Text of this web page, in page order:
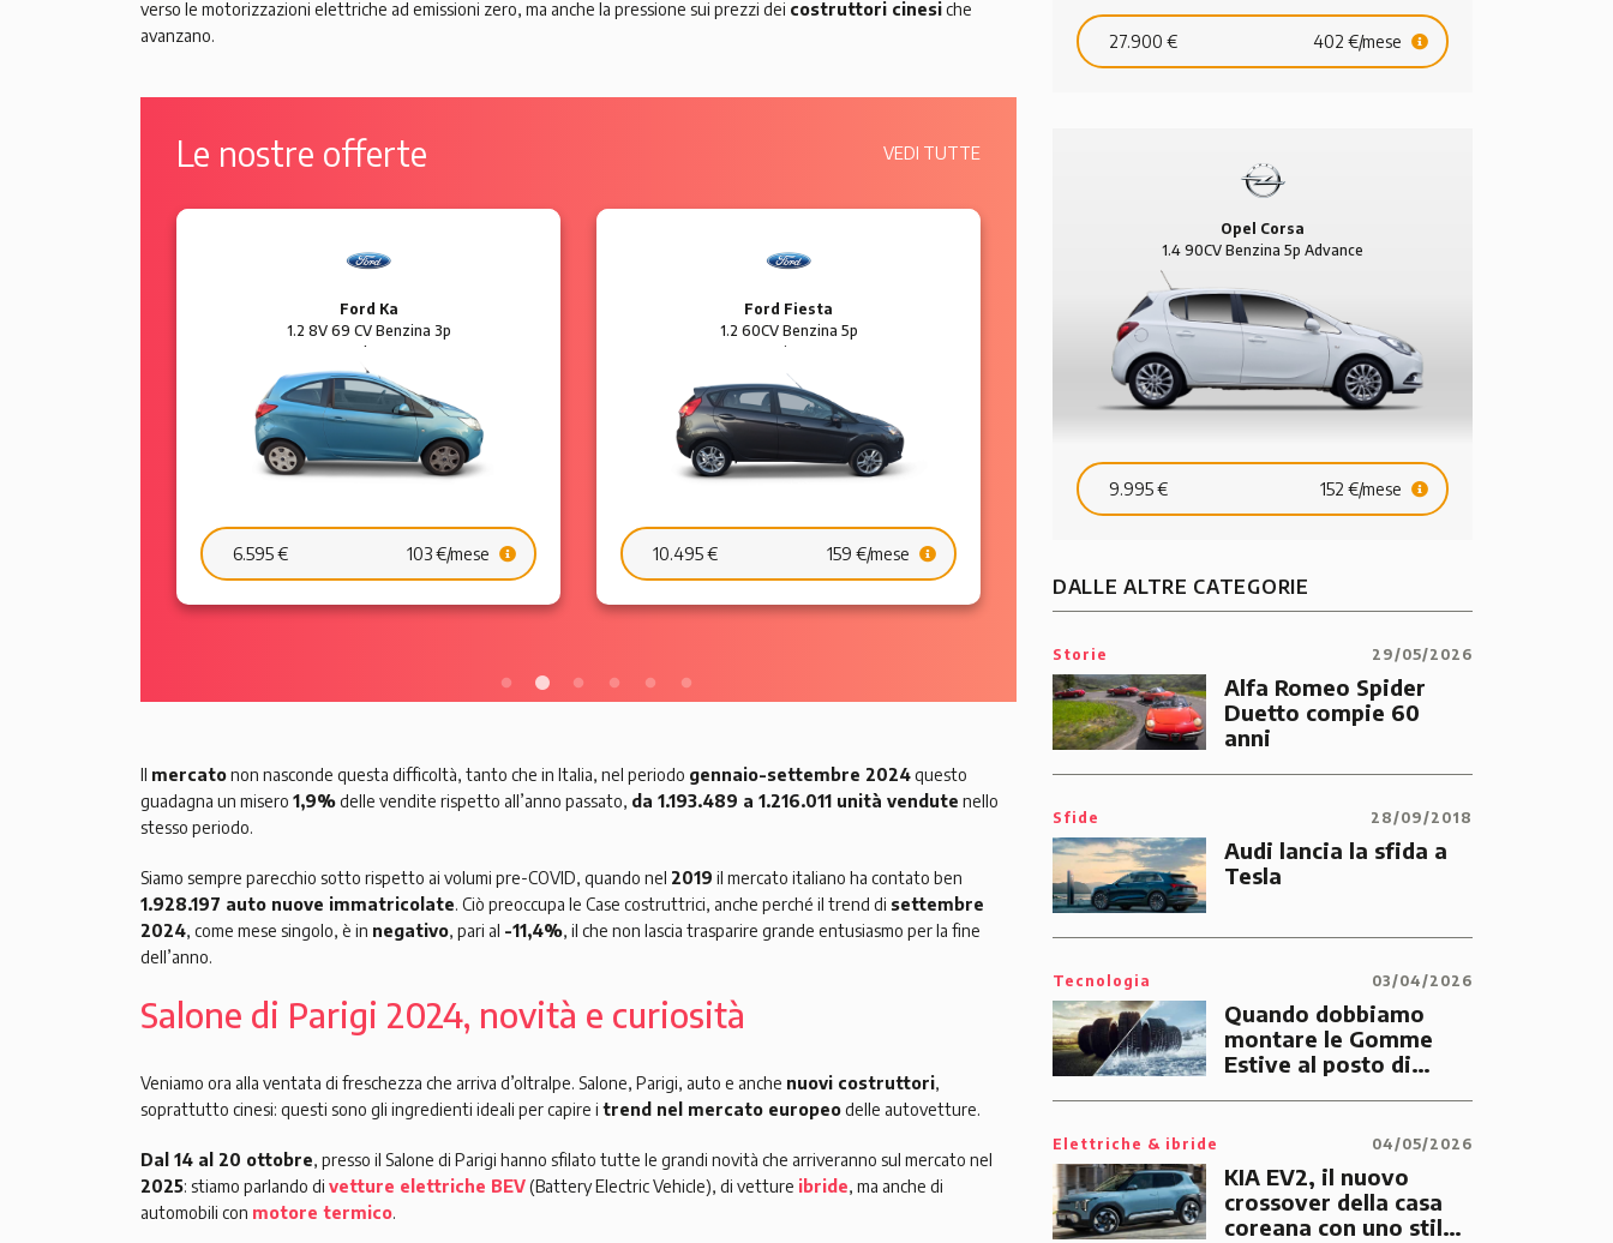
verso le motorizzazioni elettriche ad emissioni zero, ma anche la pressione sui prezzi dei costruttori cinesiche
avanzano.
Le nostre offerte VEDI TUTTE
BMW Serie 1
118d Diesel 5p Urban
11.895 € 181 €/mese
BMW Serie 4
420 d Diesel 2p Coupé
24.490 € 357 €/mese
Audi A7 SPB
3.0 TDI 272 CV Quattro S-
Tronic Diesel 5p S-line
Il mercatonon nasconde questa difficoltà, tanto che in Italia, nel periodo gennaio-settembre 2024questo
guadagna un misero 1,9%delle vendite rispetto all’anno passato, da 1.193.489 a 1.216.011 unità vendute nello
stesso periodo.
Siamo sempre parecchio sotto rispetto ai volumi pre-COVID, quando nel 2019 il mercato italiano ha contato ben
1.928.197 auto nuove immatricolate. Ciò preoccupa le Case costruttrici, anche perché il trend di settembre
2024, come mese singolo, è in negativo, pari al -11,4%, il che non lascia trasparire grande entusiasmo per la fine
dell’anno.
Salone di Parigi 2024, novità e curiosità
Veniamo ora alla ventata di freschezza che arriva d’oltralpe. Salone, Parigi, auto e anche nuovi costruttori,
soprattutto cinesi: questi sono gli ingredienti ideali per capire i trend nel mercato europeodelle autovetture.
Dal 14 al 20 ottobre, presso il Salone di Parigi hanno sfilato tutte le grandi novità che arriveranno sul mercato nel
2025: stiamo parlando di vetture elettriche BEV(Battery Electric Vehicle), di vetture ibride, ma anche di
automobili con motore termico.
27.900 € 402 €/mese
Opel Corsa
1.4 90CV Benzina 5p Advance
9.995 € 152 €/mese
DALLE ALTRE CATEGORIE
Storie 29/05/2026
Alfa Romeo Spider
Duetto compie 60
anni
Sfide 28/09/2018
Audi lancia la sfida a
Tesla
Tecnologia 03/04/2026
Quando dobbiamo
montare le Gomme
Estive al posto di
Elettriche & ibride 04/05/2026
KIA EV2, il nuovo
crossover della casa
coreana con uno stile